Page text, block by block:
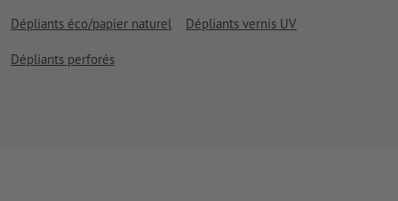
Dépliants éco/papier naturel Dépliants vernis UV
Dépliants perforés